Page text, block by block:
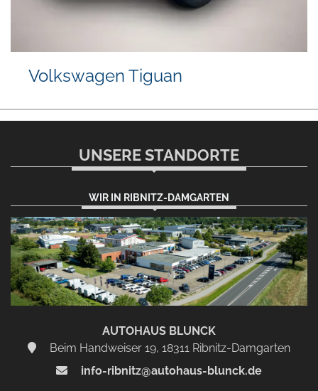
Volkswagen Tiguan
UNSERE STANDORTE
WIR IN RIBNITZ-DAMGARTEN
AUTOHAUS BLUNCK
Beim Handweiser 19, 18311 Ribnitz-Damgarten
info-ribnitz@autohaus-blunck.de